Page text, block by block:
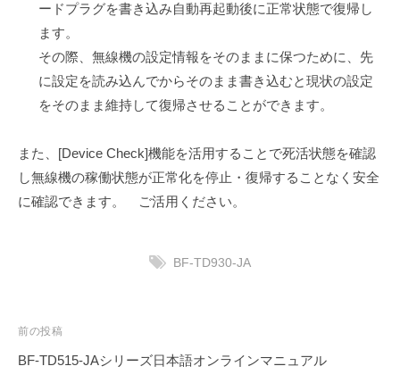
ードプラグを書き込み自動再起動後に正常状態で復帰し
ます。
その際、無線機の設定情報をそのままに保つために、先
に設定を読み込んでからそのまま書き込むと現状の設定
をそのまま維持して復帰させることができます。
また、[Device Check]機能を活用することで死活状態を確認
し無線機の稼働状態が正常化を停止・復帰することなく安全
に確認できます。 ご活用ください。
BF-TD930-JA
投
稿
前の投稿
BF-TD515-JAシリーズ日本語オンラインマニュアル